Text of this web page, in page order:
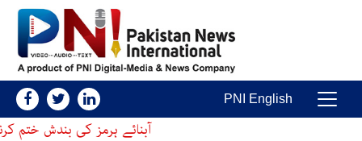
Main Navigation
PNI English
آبنائے ہرمز کی بندش ختم کرنے کا فیصلہ؟